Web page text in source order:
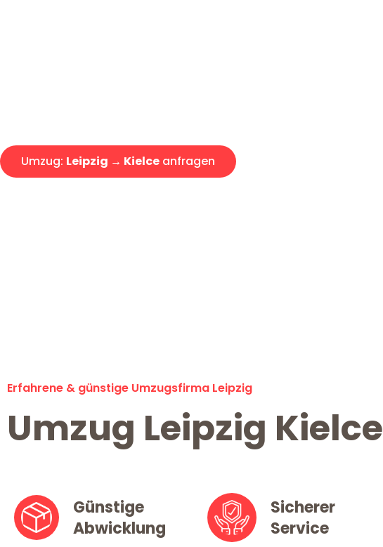
Umzug: Leipzig → Kielce anfragen
Erfahrene & günstige Umzugsfirma Leipzig
Umzug Leipzig Kielce
Günstige
Abwicklung
Sicherer
Service